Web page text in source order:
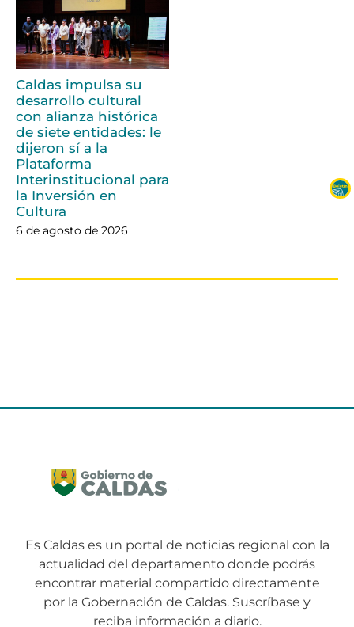
Caldas impulsa su
desarrollo cultural
con alianza histórica
de siete entidades: le
dijeron sí a la
Plataforma
Interinstitucional para
la Inversión en
Cultura
6 de agosto de 2026
Es Caldas es un portal de noticias regional con la
actualidad del departamento donde podrás
encontrar material compartido directamente
por la Gobernación de Caldas. Suscríbase y
reciba información a diario.